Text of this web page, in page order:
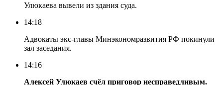
Улюкаева вывели из здания суда.
14:18
Адвокаты экс-главы Минэкономразвития РФ покинули
зал заседания.
14:16
Алексей Улюкаев счёл приговор несправедливым.